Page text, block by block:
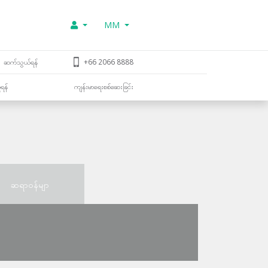
MM
ဆက်သွယ်ရန် +66 2066 8888
န် ကျန်းမာရေးစစ်ဆေးခြင်း
ဆရာဝန်မျာ